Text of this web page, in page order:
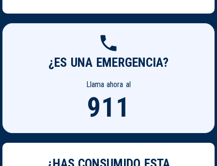
¿ES UNA EMERGENCIA?
Llama ahora al
911